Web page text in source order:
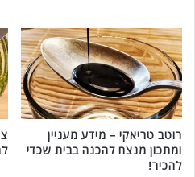
ת
!
רוטב טריאקי – מידע מעניין
ומתכון מנצח להכנה בבית שכדי
להכיר!